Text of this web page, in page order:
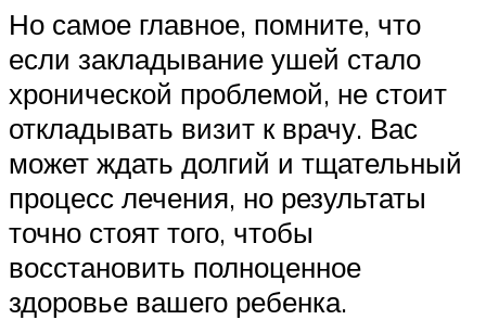
Но самое главное, помните, что
если закладывание ушей стало
хронической проблемой, не стоит
откладывать визит к врачу. Вас
может ждать долгий и тщательный
процесс лечения, но результаты
точно стоят того, чтобы
восстановить полноценное
здоровье вашего ребенка.